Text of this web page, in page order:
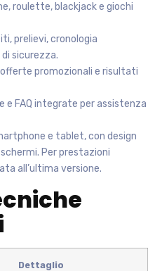
roulette, blackjack e giochi
prelievi, cronologia
sicurezza.
offerte promozionali e risultati
e FAQ integrate per assistenza
e tablet, con design
Per prestazioni
all’ultima versione.
Dettaglio